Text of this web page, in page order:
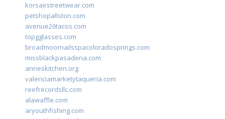
korsairstreetwear.com
petshopallston.com
avenue26tacos.com
topgglasses.com
broadmoornailsspacoloradosprings.com
missblackpasadena.com
anneskitchen.org
valenciamarketytaqueria.com
reefrecordsllc.com
alawaffle.com
aryouthfishing.com